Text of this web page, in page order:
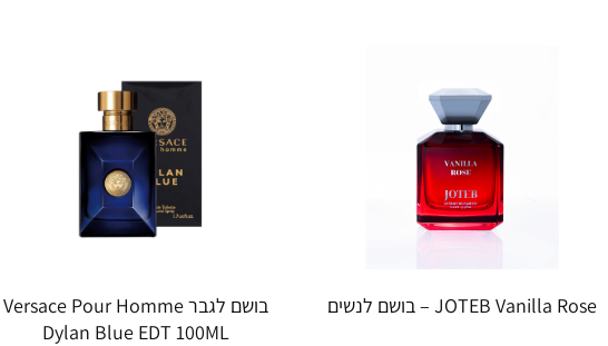
JOTEB Vanilla Rose – בושם לנשים
בושם לגבר Versace Pour Homme
Dylan Blue EDT 100ML